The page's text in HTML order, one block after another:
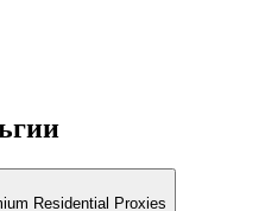
Residential Proxies